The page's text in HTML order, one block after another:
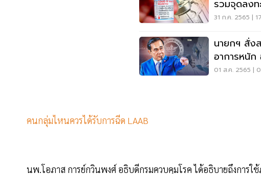
รวมจุดลงท
สิงหาคม
31 ก.ค. 2565 |
นายกฯ สั่ง
อาการหนั
วัคซีนทุกปี
01 ส.ค. 2565 |
คนกลุ่มไหนควรได้รับการฉีด LAAB
นพ.โอภาส การย์กวินพงศ์ อธิบดีกรมควบคุมโรค ได้อธิบายถึงการ